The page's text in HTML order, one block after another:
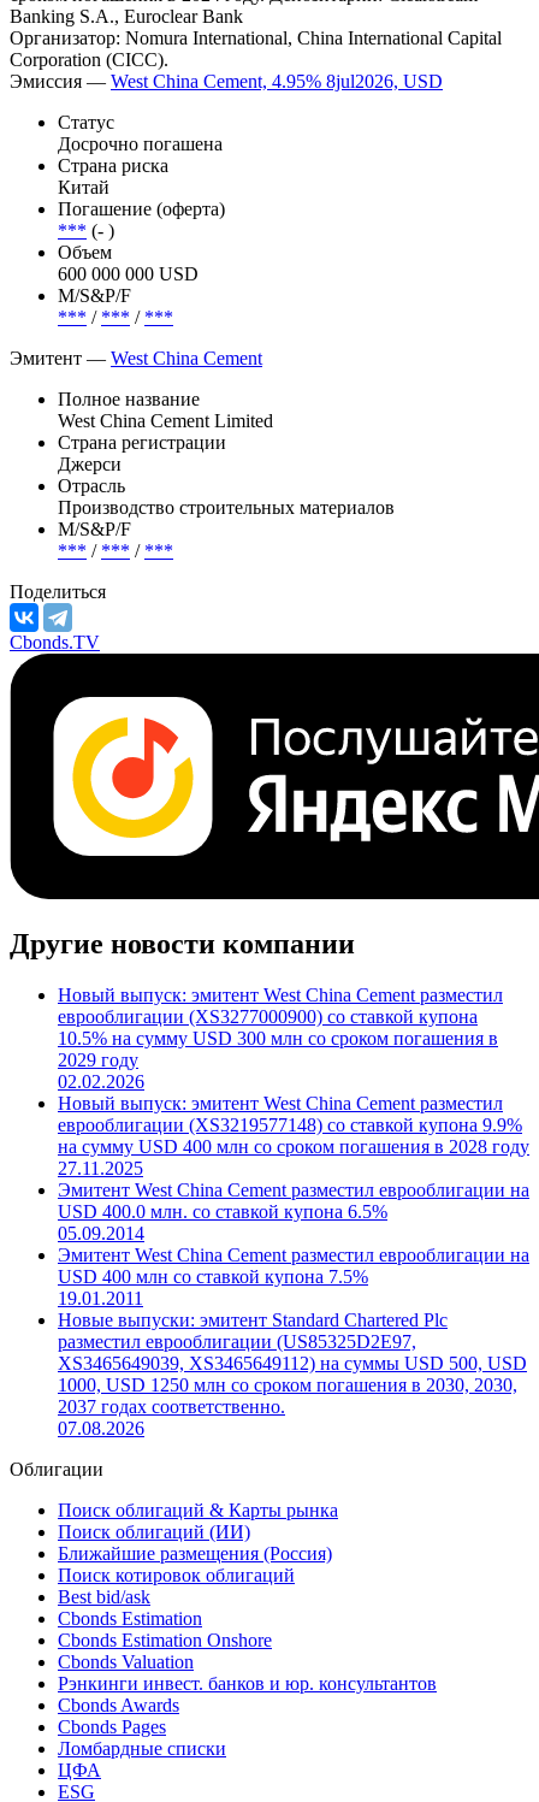
1 июля 2021
Cbonds
29 июня 2021 эмитент West China Cement разместил
еврооблигации (XS2346524783) cо ставкой купона 4.95% со
сроком погашения в 2024 году. Депозитарий: Clearstream
Организатор: Nomura International, China International Capital
Corporation (CICC).
Эмиссия —West China Cement, 4.95% 8jul2026, USD
Статус
Досрочно погашена
Страна риска
Китай
Погашение (оферта)
*** (- )
600 000 000 USD
***/***/***
Эмитент —West China Cement
Полное название
West China Cement Limited
Страна регистрации
Джерси
Производство строительных материалов
М/S&P/F
***/
Поделиться
Cbonds.TV
Другие новости компании
Новый выпуск: эмитент West China Cement разместил
еврооблигации (XS3277000900) со ставкой купона
10.5% на сумму USD 300 млн со сроком погашения в
2029 году
02.02.2026
Новый выпуск: эмитент West China Cement разместил
еврооблигации (XS3219577148) со ставкой купона 9.9%
на сумму USD 400 млн со сроком погашения в 2028 году
27.11.2025
Эмитент West China Cement разместил еврооблигации на
USD 400.0 млн. со ставкой купона 6.5%
05.09.2014
Эмитент West China Cement разместил еврооблигации на
USD 400 млн со ставкой купона 7.5%
19.01.2011
Новые выпуски: эмитент Standard Chartered Plc
разместил еврооблигации (US85325D2E97,
1000, USD 1250 млн со сроком погашения в 2030, 2030,
07.08.2026
Облигации
Поиск облигаций & Карты рынка
Поиск облигаций (ИИ)
Ближайшие размещения (Россия)
Поиск котировок облигаций
Best bid/ask
Cbonds Estimation
Cbonds Estimation Onshore
Cbonds Valuation
Рэнкинги инвест. банков и юр. консультантов
Cbonds Awards